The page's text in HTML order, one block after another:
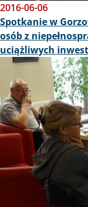
2016-06-06
Spotkanie w
osób z
uciążliwych
Obraz